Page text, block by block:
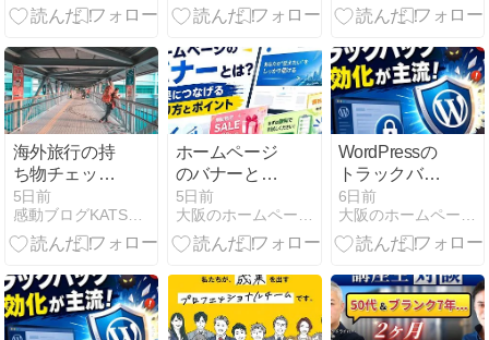
クリスト付き
完全版
ジをAIに選ん
の実践ガイド
変わる？運用
ぐやるべき設
定変更と今後
の対策
海外旅行の持
ち物チェック
リスト｜初心
者でも安心！
忘れ物を防ぐ
【2026年最新
版】
5日前
感動ブログKATSUMI
ホームページ
のバナーと
は？意味や種
類、表示のメ
リット、作り
5日前
大阪のホームページ制作会社セブンデザインが運営するブログ
WordPressの
トラックバッ
クとは？意味
と許可・無効
化の方法を解
6日前
大阪のホームページ制作会社セブンデザインが運営するブログ